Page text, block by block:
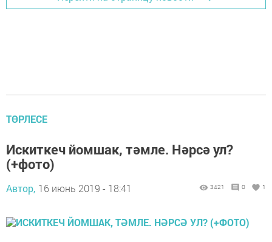
ТӨРЛЕСЕ
Искиткеч йомшак, тәмле. Нәрсә ул?
(+фото)
Автор, 16 июнь 2019 - 18:41 3421 0 1